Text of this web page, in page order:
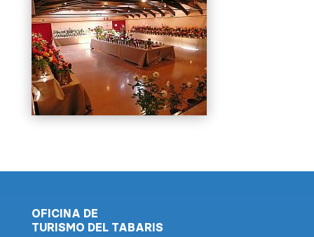
OFICINA DE
TURISMO DEL TABARIS